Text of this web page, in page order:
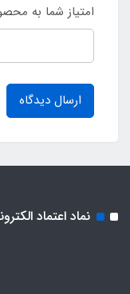
امتیاز شما به
ارسال دیدگاه
نماد اعتماد